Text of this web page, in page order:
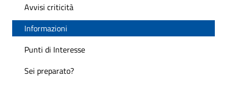
Avvisi criticità
Informazioni
Punti di Interesse
Sei preparato?